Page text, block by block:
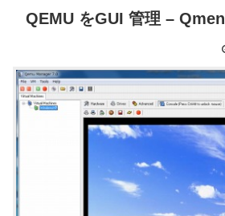
QEMU をGUI 管理 –